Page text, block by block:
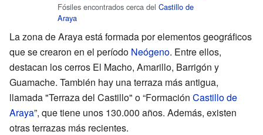
Fósiles encontrados cerca del Castillo de
Araya
La zona de Araya está formada por elementos geográficos
que se crearon en el período Neógeno. Entre ellos,
destacan los cerros El Macho, Amarillo, Barrigón y
Guamache. También hay una terraza más antigua,
llamada "Terraza del Castillo" o “Formación Castillo de
Araya”, que tiene unos 130.000 años. Además, existen
otras terrazas más recientes.